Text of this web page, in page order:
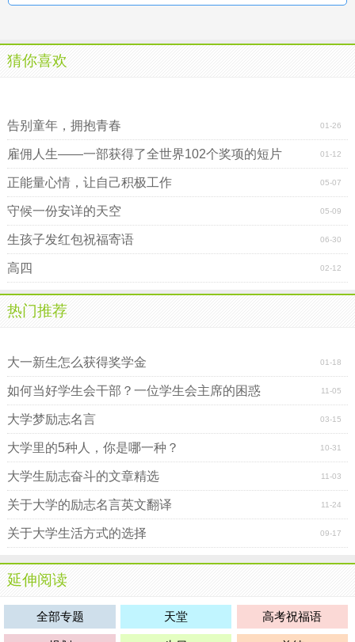
猜你喜欢
01-26
告别童年，拥抱青春
01-12
雇佣人生――一部获得了全世界102个奖项的短片
05-07
正能量心情，让自己积极工作
05-09
守候一份安详的天空
06-30
生孩子发红包祝福寄语
02-12
高四
热门推荐
01-18
大一新生怎么获得奖学金
11-05
如何当好学生会干部？一位学生会主席的困惑
03-15
大学梦励志名言
10-31
大学里的5种人，你是哪一种？
11-03
大学生励志奋斗的文章精选
11-24
关于大学的励志名言英文翻译
09-17
关于大学生活方式的选择
延伸阅读
全部专题 天堂 高考祝福语